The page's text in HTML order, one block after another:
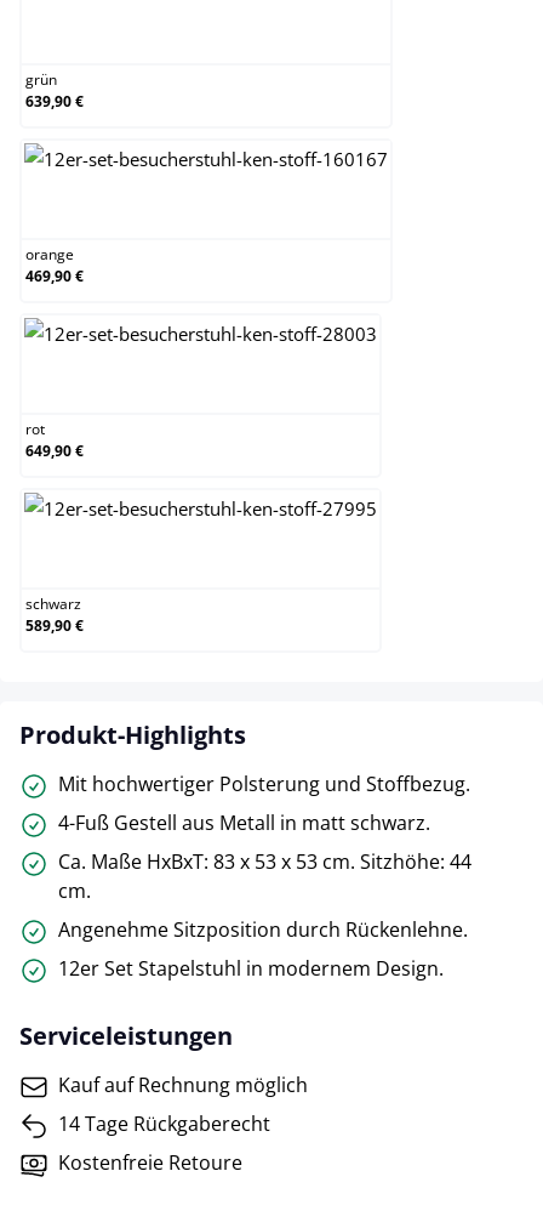
grün
639,90 €
orange
469,90 €
rot
649,90 €
schwarz
589,90 €
Produkt-Highlights
Mit hochwertiger Polsterung und Stoffbezug.
4-Fuß Gestell aus Metall in matt schwarz.
Ca. Maße HxBxT: 83 x 53 x 53 cm. Sitzhöhe: 44
cm.
Angenehme Sitzposition durch Rückenlehne.
12er Set Stapelstuhl in modernem Design.
Serviceleistungen
Kauf auf Rechnung möglich
14 Tage Rückgaberecht
Kostenfreie Retoure